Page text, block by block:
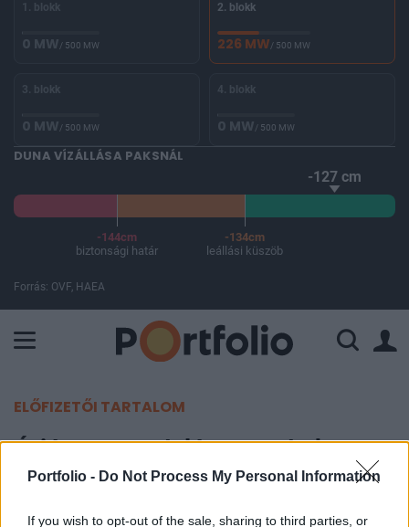
Portfolio - Do Not Process My Personal Information
If you wish to opt-out of the sale, sharing to third parties, or
1. blokk
0 MW/ 500 MW
2. blokk
226 MW/ 500 MW
3. blokk
0 MW/ 500 MW
4. blokk
0 MW/ 500 MW
DUNA VÍZÁLLÁSA PAKSNÁL
-127 cm
-144cm
biztonsági határ
-134cm
leállási küszöb
Forrás: OVF, HAEA
ELŐFIZETŐI TARTALOM
Óriásmegrendelést mondtak
vissza a Boeing-gépekből